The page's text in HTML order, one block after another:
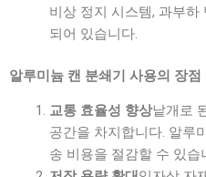
비상 정지 시스템, 과부
되어 있습니다.
알루미늄 캔 분쇄기 사용의 장점
교통 효율성 향상낱개로
공간을 차지합니다. 알루
송 비용을 절감할 수 있습